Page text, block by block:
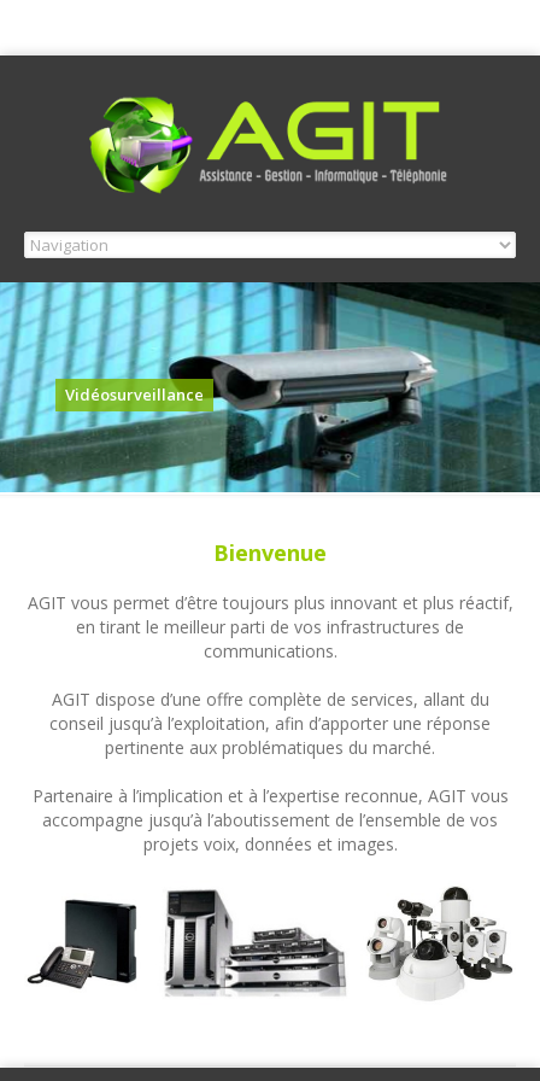
Vidéosurveillance
Bienvenue
AGIT vous permet d’être toujours plus innovant et plus réactif,
en tirant le meilleur parti de vos infrastructures de
communications.
AGIT dispose d’une offre complète de services, allant du
conseil jusqu’à l’exploitation, afin d’apporter une réponse
pertinente aux problématiques du marché.
Partenaire à l’implication et à l’expertise reconnue, AGIT vous
accompagne jusqu’à l’aboutissement de l’ensemble de vos
projets voix, données et images.